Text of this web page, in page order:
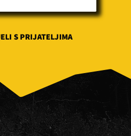
S PRIJATELJIMA